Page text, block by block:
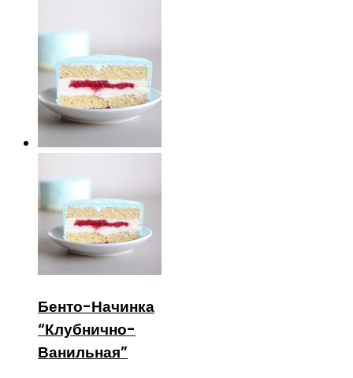
Бенто-Начинка
“Клубнично-
Ванильная”